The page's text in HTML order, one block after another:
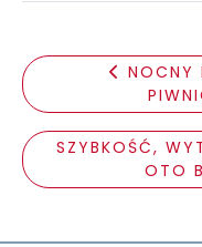
NOCNY
SZYBKOŚĆ,
OTO